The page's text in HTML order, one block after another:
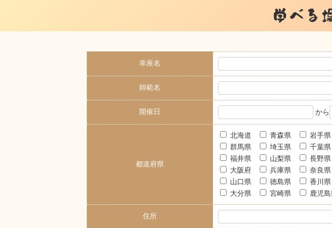
学べる
幸座名
師範名
開催日 から
都道府県
北海道 青森県 岩手県
群馬県
埼玉県 千葉県
福井県
山梨県 長野県
大阪府
兵庫県 奈良県
山口県
徳島県 香川県
大分県
宮崎県 鹿児
住所